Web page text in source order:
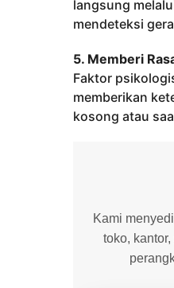
langsung
mendeteksi
5. Memberi
Faktor
memberikan
kosong atau
Kami
toko,